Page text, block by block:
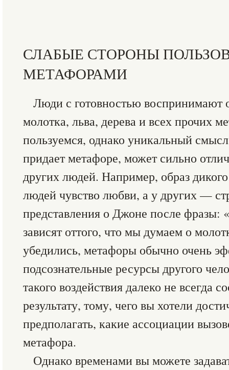
СЛАБЫЕ СТОРОНЫ
МЕТАФОРАМИ
Люди с готовностью воспринимают
молотка, льва, дерева и всех прочих
пользуемся, однако уникальный
придает метафоре, может сильно
других людей. Например, образ
людей чувство любви, а у других —
представления о Джоне после
зависят оттого, что мы думаем о
убедились, метафоры обычно очень
подсознательные ресурсы другого
такого воздействия далеко не всегда
результату, тому, чего вы хотели
предполагать, какие ассоциации
метафора.
Однако временами вы можете